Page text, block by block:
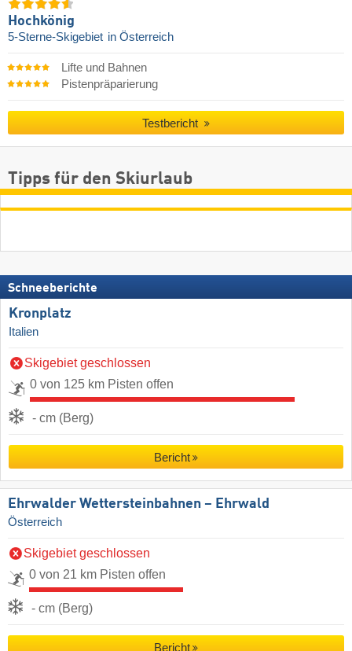
Hochkönig
5-Sterne-Skigebiet in Österreich
Lifte und Bahnen
Pistenpräparierung
Testbericht
Tipps für den Skiurlaub
Schneeberichte
Kronplatz
Italien
Skigebiet geschlossen
0 von 125 km Pisten offen
- cm (Berg)
Bericht
Ehrwalder Wettersteinbahnen – Ehrwald
Österreich
Skigebiet geschlossen
0 von 21 km Pisten offen
- cm (Berg)
Bericht